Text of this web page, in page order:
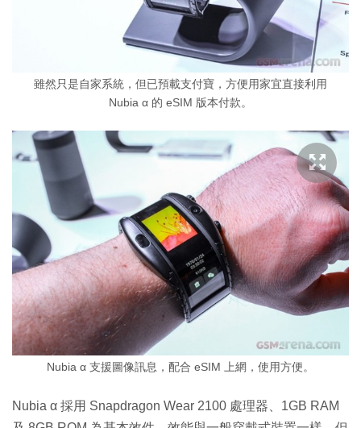
雖然只是自家系統，但已預載支付寶，方便用家宜直接利用
Nubia α 的 eSIM 版本付款。
Nubia α 支援圖像訊息，配合 eSIM 上網，使用方便。
Nubia α 採用 Snapdragon Wear 2100 處理器、1GB RAM